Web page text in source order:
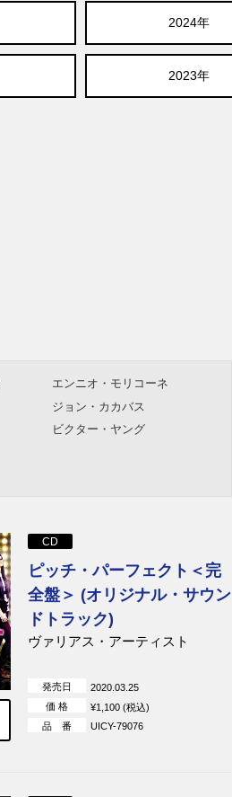
2024年
2023年
エンニオ・モリコーネ
ジョン・カカバス
ビクター・ヤング
CD
ピッチ・パーフェクト＜完
全盤＞ (オリジナル・サウン
ドトラック)
ヴァリアス・アーティスト
発売日
2020.03.25
価 格
¥1,100 (税込)
品 番
UICY-79076